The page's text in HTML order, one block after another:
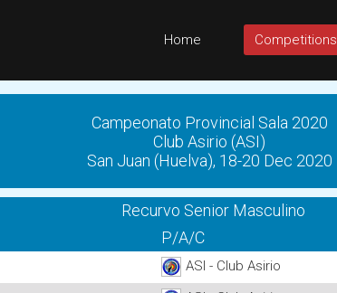
Home Competitions
Campeonato Provincial Sala 2020
Club Asirio (ASI)
San Juan (Huelva), 18-20 Dec 2020
Recurvo Senior Masculino
P/A/C
ASI - Club Asirio